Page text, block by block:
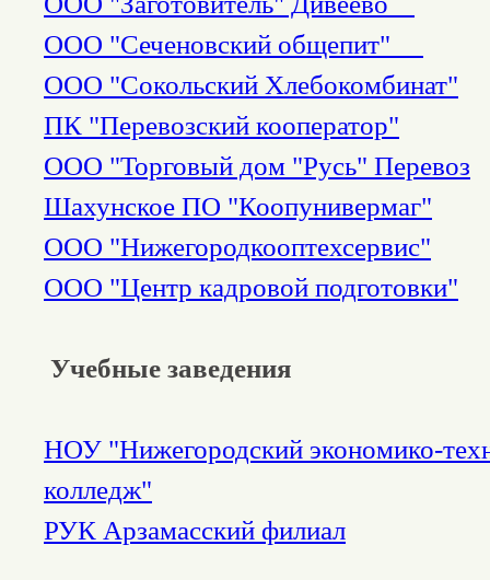
ООО "Сеченовский общепит"
ООО "Сокольский Хлебокомбинат"
ПК "Перевозский кооператор"
ООО "Торговый дом "Русь" Перевоз
Шахунское ПО "Коопунивермаг"
ООО "Нижегородкооптехсервис"
ООО "Центр кадровой подготовки"
Учебные заведения
НОУ "Нижегородский экономико-
колледж"
РУК Арзамасский филиал